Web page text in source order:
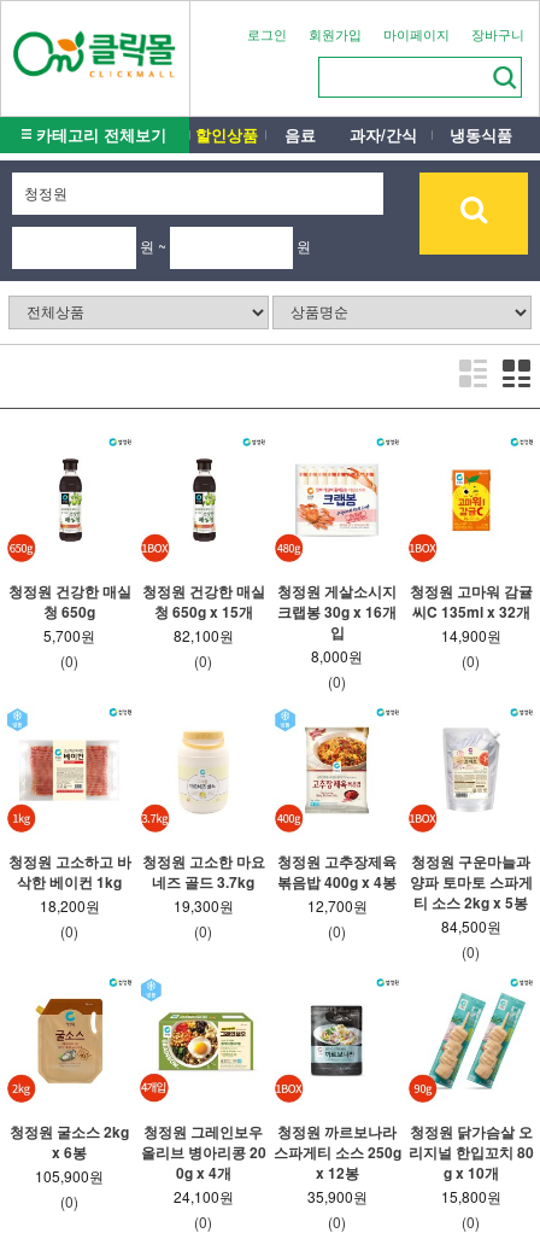
로그인 회원가입 마이페이지 장바구니
카테고리 전체보기 할인상품 음료 과자/간식 냉동식품
원 ~ 원
청정원 건강한 매실
청 650g
5,700원
(0)
청정원 건강한 매실
청 650g x 15개
82,100원
(0)
청정원 게살소시지
크랩봉 30g x 16개
입
8,000원
(0)
청정원 고마워 감귤
씨C 135ml x 32개
14,900원
(0)
청정원 고소하고 바
삭한 베이컨 1kg
18,200원
(0)
청정원 고소한 마요
네즈 골드 3.7kg
19,300원
(0)
청정원 고추장제육
볶음밥 400g x 4봉
12,700원
(0)
청정원 구운마늘과
양파 토마토 스파게
티 소스 2kg x 5봉
84,500원
(0)
청정원 굴소스 2kg
x 6봉
105,900원
(0)
청정원 그레인보우
올리브 병아리콩 20
0g x 4개
24,100원
(0)
청정원 까르보나라
스파게티 소스 250g
x 12봉
35,900원
(0)
청정원 닭가슴살 오
리지널 한입꼬치 80
g x 10개
15,800원
(0)